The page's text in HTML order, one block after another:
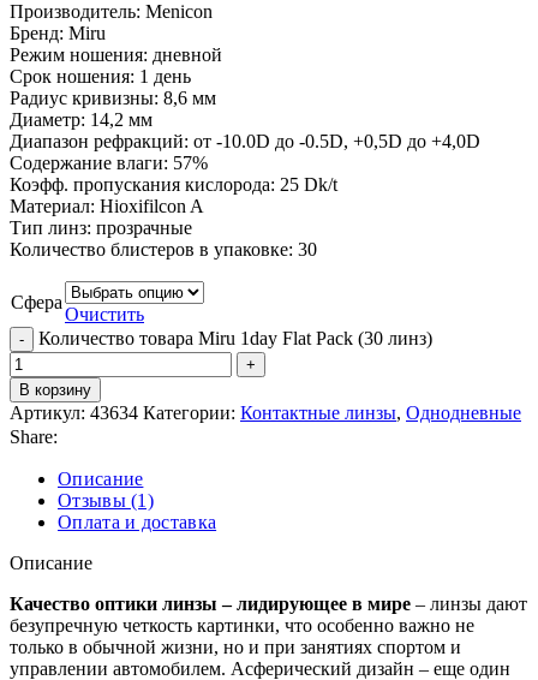
Производитель: Menicon
Бренд: Miru
Режим ношения: дневной
Срок ношения: 1 день
Радиус кривизны: 8,6 мм
Диаметр: 14,2 мм
Диапазон рефракций: от -10.0D до -0.5D, +0,5D до +4,0D
Содержание влаги: 57%
Коэфф. пропускания кислорода: 25 Dk/t
Материал: Hioxifilcon A
Тип линз: прозрачные
Количество блистеров в упаковке: 30
Сфера
Очистить
Количество товара Miru 1day Flat Pack (30 линз)
В корзину
Артикул: 43634 Категории: Контактные линзы, Однодневные
Share:
Описание
Отзывы (1)
Оплата и доставка
Описание
Качество оптики линзы – лидирующее в мире – линзы дают
безупречную четкость картинки, что особенно важно не
только в обычной жизни, но и при занятиях спортом и
управлении автомобилем. Асферический дизайн – еще один